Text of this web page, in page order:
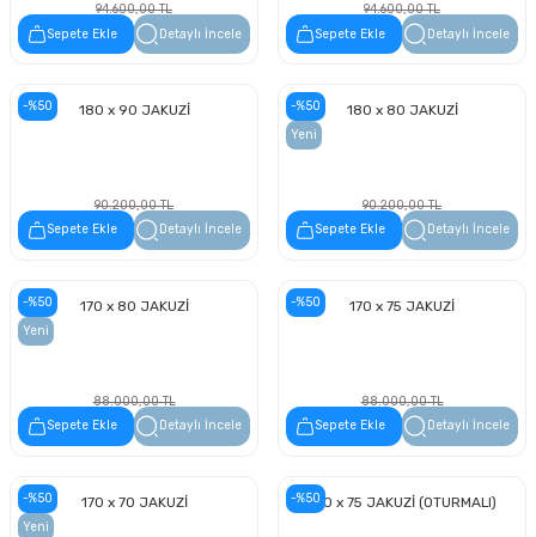
94.600,00 TL
47.300,00 TL
Sepete Ekle Detaylı İncele
94.600,00 TL
47.300,00 TL
Sepete Ekle Detaylı İncele
-%50 180 x 90 JAKUZİ
90.200,00 TL
45.100,00 TL
Sepete Ekle Detaylı İncele
-%50
Yeni
180 x 80 JAKUZİ
90.200,00 TL
45.100,00 TL
Sepete Ekle Detaylı İncele
-%50
Yeni
170 x 80 JAKUZİ
88.000,00 TL
44.000,00 TL
Sepete Ekle Detaylı İncele
-%50 170 x 75 JAKUZİ
88.000,00 TL
44.000,00 TL
Sepete Ekle Detaylı İncele
-%50
Yeni
170 x 70 JAKUZİ -%50160 x 75 JAKUZİ (OTURMALI)